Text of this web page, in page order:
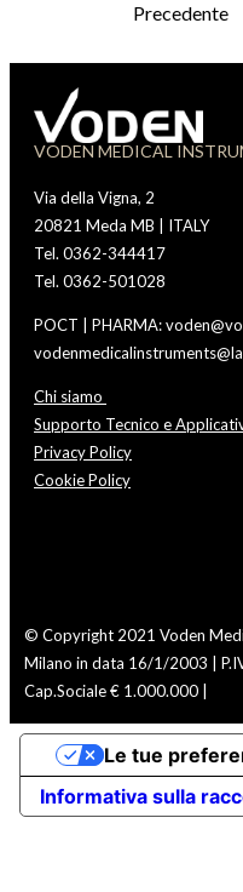
Precedente
VODEN MEDICAL
Via della Vigna, 2
20821 Meda MB | ITALY
Tel. 0362-344417
Tel. 0362-501028
POCT | PHARMA:
Chi siamo
Supporto Tecnico e
Privacy Policy
Cookie Policy
© Copyright 2021 Voden
Milano in data 16/1/2003 |
Cap.Sociale € 1.000.000 |
Informativa sulla
Le tue